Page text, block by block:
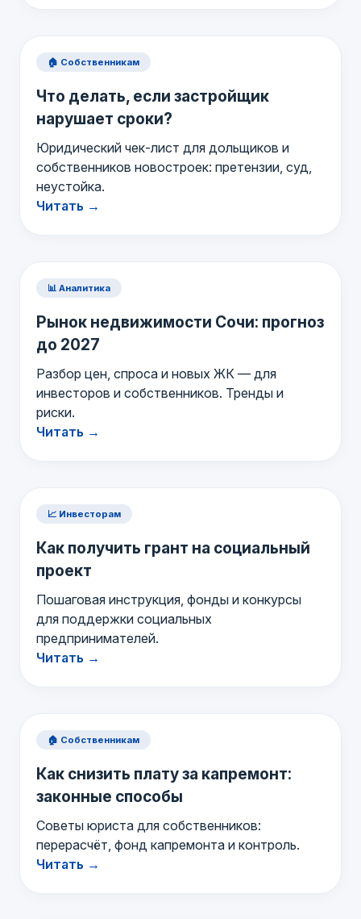
🏠 Собственникам
Что делать, если застройщик
нарушает сроки?
Юридический чек-лист для дольщиков и
собственников новостроек: претензии, суд,
неустойка.
Читать →
📊 Аналитика
Рынок недвижимости Сочи: прогноз
до 2027
Разбор цен, спроса и новых ЖК — для
инвесторов и собственников. Тренды и
риски.
Читать →
📈 Инвесторам
Как получить грант на социальный
проект
Пошаговая инструкция, фонды и конкурсы
для поддержки социальных
предпринимателей.
Читать →
🏠 Собственникам
Как снизить плату за капремонт:
законные способы
Советы юриста для собственников:
перерасчёт, фонд капремонта и контроль.
Читать →